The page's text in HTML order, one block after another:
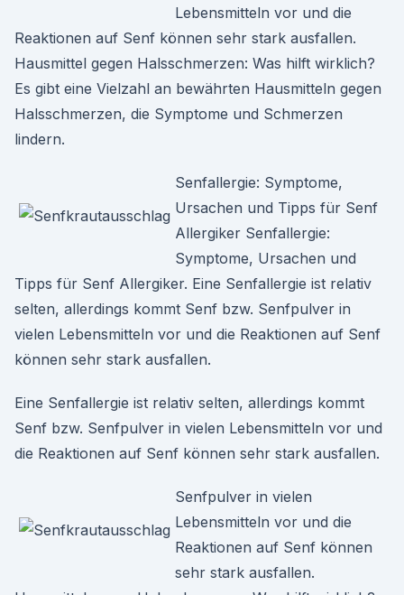
Lebensmitteln vor und die
Reaktionen auf Senf können sehr stark ausfallen.
Hausmittel gegen Halsschmerzen: Was hilft wirklich?
Es gibt eine Vielzahl an bewährten Hausmitteln gegen
Halsschmerzen, die Symptome und Schmerzen
lindern.
Senfallergie: Symptome,
Ursachen und Tipps für Senf
Allergiker Senfallergie:
Symptome, Ursachen und
Tipps für Senf Allergiker. Eine Senfallergie ist relativ
selten, allerdings kommt Senf bzw. Senfpulver in
vielen Lebensmitteln vor und die Reaktionen auf Senf
können sehr stark ausfallen.
Eine Senfallergie ist relativ selten, allerdings kommt
Senf bzw. Senfpulver in vielen Lebensmitteln vor und
die Reaktionen auf Senf können sehr stark ausfallen.
Senfpulver in vielen
Lebensmitteln vor und die
Reaktionen auf Senf können
sehr stark ausfallen.